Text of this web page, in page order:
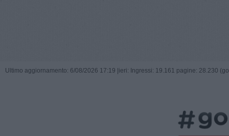
Ultimo aggiornamento: 6/08/2026 17:19 | ieri: Ingressi: 19.161 pagine: 28.230